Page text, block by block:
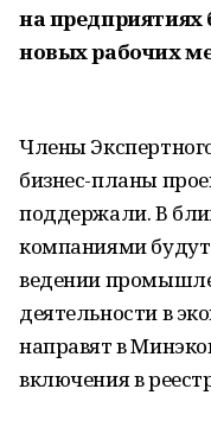
на предприятиях
новых рабочих
Члены
бизнес-планы
поддержали. В
компаниями
ведении
деятельности в
направят в
включения в